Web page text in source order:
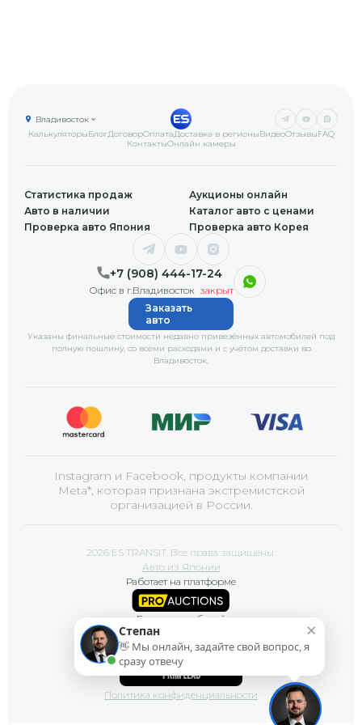
КалькуляторыБлогДоговорОплатаДоставка в регионыВидеоОтзывыFAQ
КонтактыОнлайн камеры
Владивосток
+7 (908) 444-17-24
Офис в г.Владивосток закрыт
Статистика продаж
Аукционы онлайн
Авто в наличии
Каталог авто с ценами
Проверка авто Япония
Проверка авто Корея
Указаны финальные стоимости недавно привезённых автомобилей под
полную пошлину, со всеми расходами и с учётом доставки во
Владивосток.
Заказать
авто
Instagram и Facebook, продукты компании
Meta*, которая признана экстремистской
организацией в России.
2026 ES TRANSIT. Все права защищены.
Авто из Японии
Работает на платформе
Базы автомобилей
Сайт продвигает
Политика конфиденциальности
×
Степан
👋 Мы онлайн, задайте свой вопрос, я
сразу отвечу